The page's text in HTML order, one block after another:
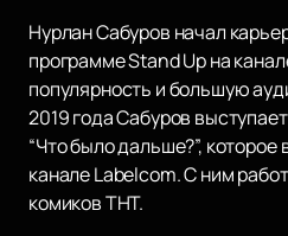
Нурлан Сабуров начал
программе Stand Up на
популярность и большую
2019 года Сабуров
“Что было дальше?”, которое
канале Labelcom. С ним
комиков ТНТ.